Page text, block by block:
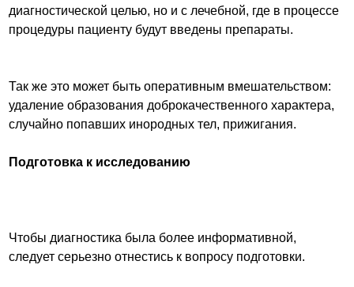
диагностической целью, но и с лечебной, где в процессе
процедуры пациенту будут введены препараты.
Так же это может быть оперативным вмешательством:
удаление образования доброкачественного характера,
случайно попавших инородных тел, прижигания.
Подготовка к исследованию
Чтобы диагностика была более информативной,
следует серьезно отнестись к вопросу подготовки.